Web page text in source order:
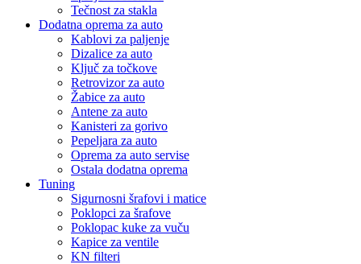
Tečnost za stakla
Dodatna oprema za auto
Kablovi za paljenje
Dizalice za auto
Ključ za točkove
Retrovizor za auto
Žabice za auto
Antene za auto
Kanisteri za gorivo
Pepeljara za auto
Oprema za auto servise
Ostala dodatna oprema
Tuning
Sigurnosni šrafovi i matice
Poklopci za šrafove
Poklopac kuke za vuču
Kapice za ventile
KN filteri